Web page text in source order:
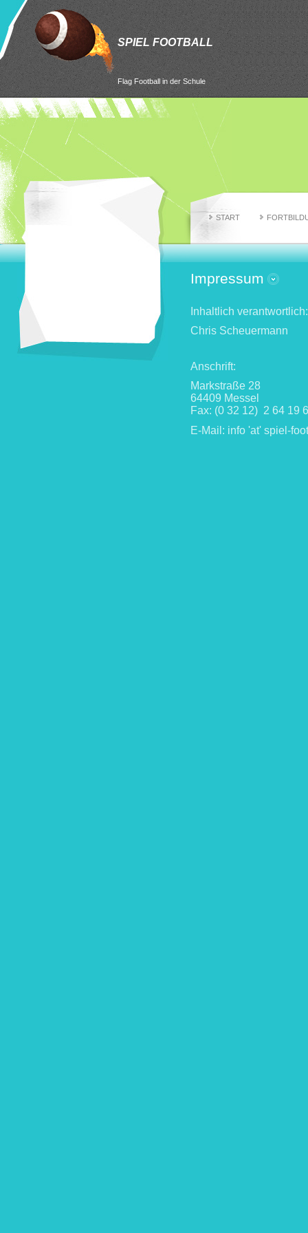
SPIEL FOOTBALL
Flag Football in der Schule
START
Impressum
Inhaltlich verantwortlich:
Chris Scheuermann
Anschrift:
Markstraße 28
64409 Messel
Fax: (0 32 12) 2 64 19
E-Mail: info 'at' spiel-